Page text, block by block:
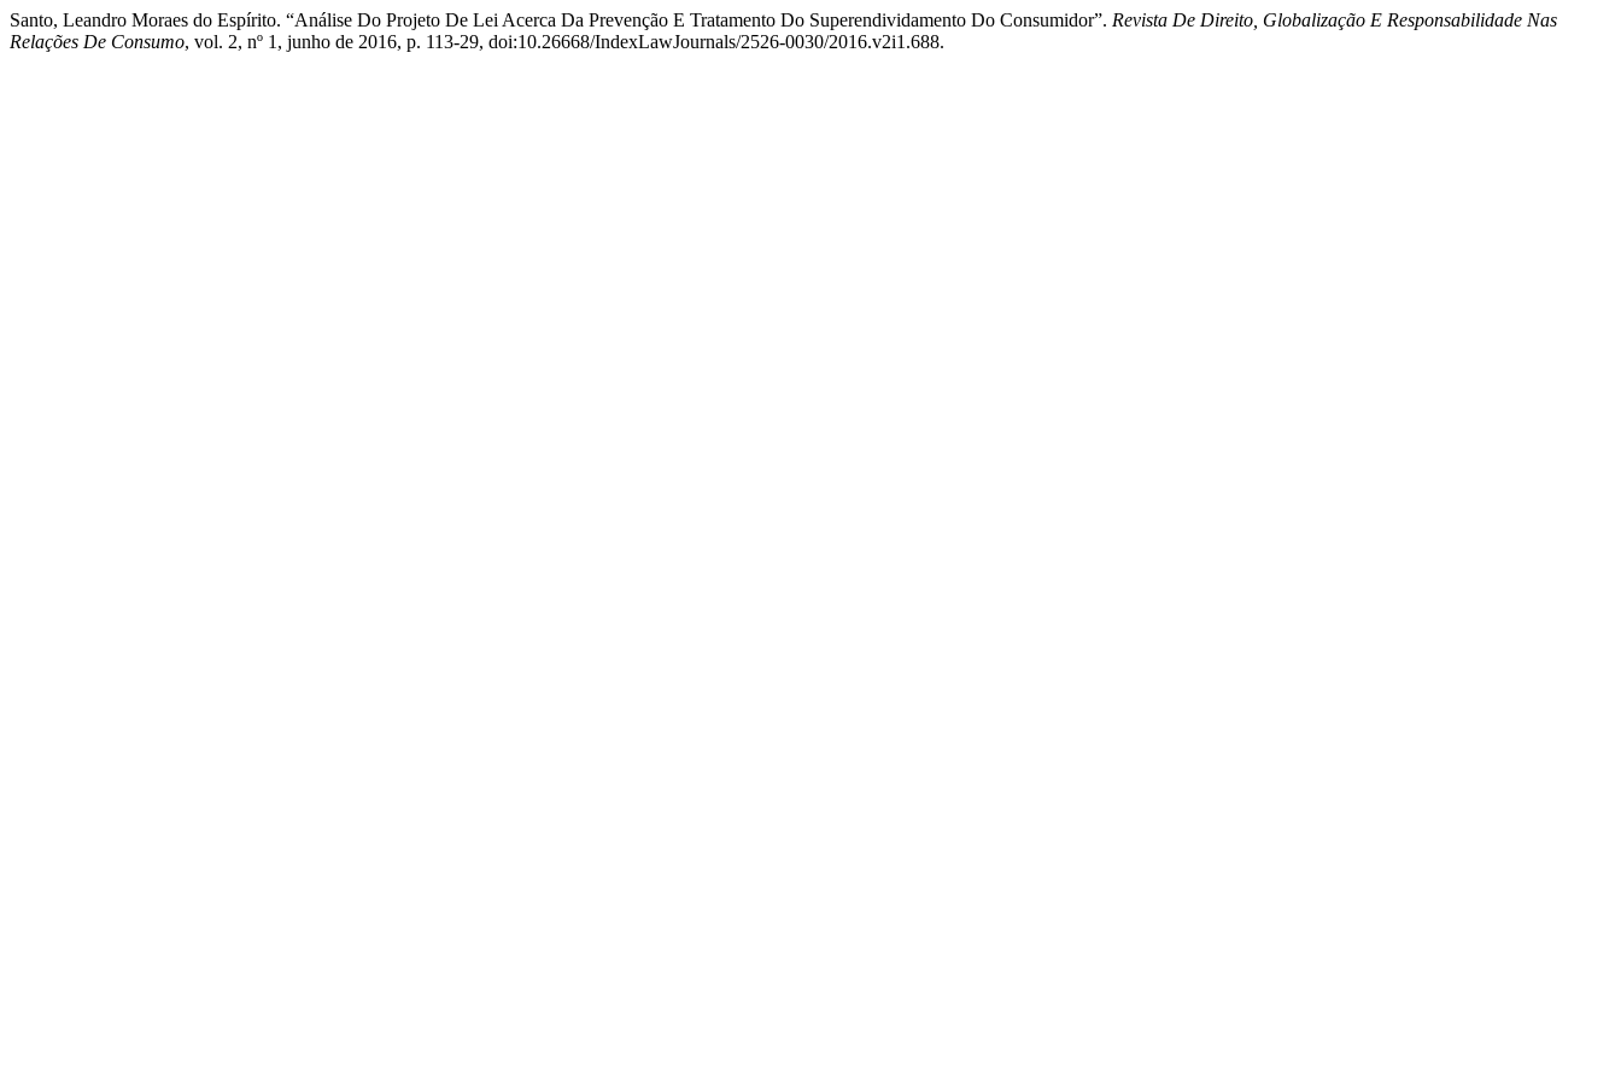
Santo, Leandro Moraes do Espírito. “Análise Do Projeto De Lei Acerca Da Prevenção E Tratamento Do Superendividamento Do Consumidor”. Revista De Direito, Globalização E Responsabilidade Nas
Relações De Consumo, vol. 2, nº 1, junho de 2016, p. 113-29, doi:10.26668/IndexLawJournals/2526-0030/2016.v2i1.688.